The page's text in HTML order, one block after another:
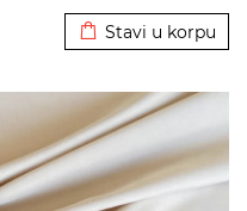
Stavi u korpu